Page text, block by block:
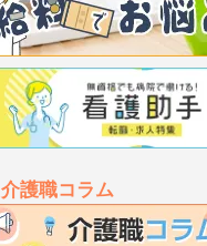
介護職コラム